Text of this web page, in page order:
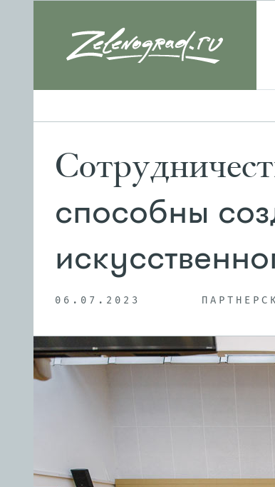
способны
06.07.2023